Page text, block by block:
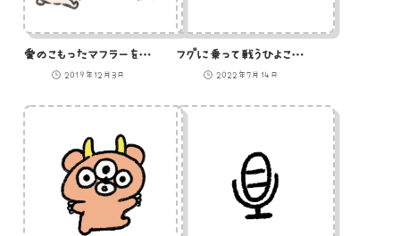
愛のこもったマフラーを受け取るひよこのイラスト
2019年12月3日
フグに乗って戦うひよこのイラスト
2022年7月14日